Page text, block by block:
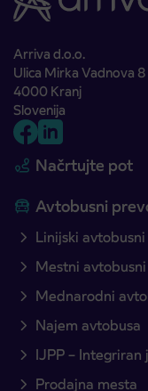
Arriva d.o.o.
Ulica Mirka Vadnova 8
4000 Kranj
Slovenija
Načrtujte pot
Avtobusni
Linijski
Mestni
Mednarodni
Najem avtobusa
IJPP –
Prodajna mesta